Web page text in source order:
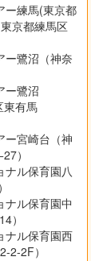
練馬(東京都
京都練馬区
鷺沼（神奈
ー鷺沼
東有馬
宮崎台（神
）
ル保育園八
ル保育園中
）
ル保育園西
2-2F）